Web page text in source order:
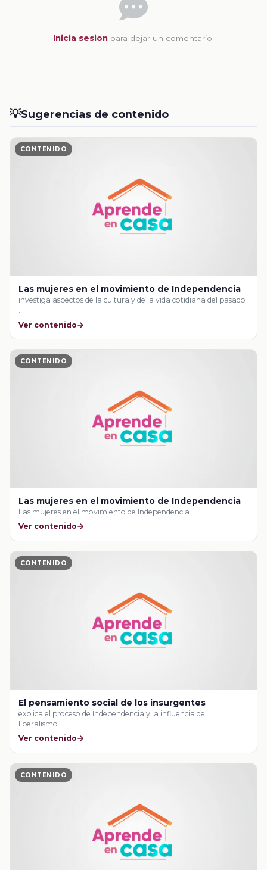
Inicia sesion para dejar un comentario.
💡Sugerencias de contenido
CONTENIDO
Las mujeres en el movimiento de Independencia
investiga aspectos de la cultura y de la vida cotidiana del pasado
…
Ver contenido
CONTENIDO
Las mujeres en el movimiento de Independencia
Las mujeres en el movimiento de Independencia
Ver contenido
CONTENIDO
El pensamiento social de los insurgentes
explica el proceso de Independencia y la influencia del
liberalismo.
Ver contenido
CONTENIDO